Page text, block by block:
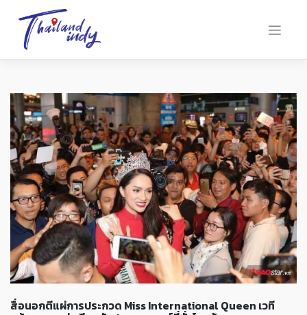
สื่อนอกตีแผ่การประกวด Miss International Queen เวที